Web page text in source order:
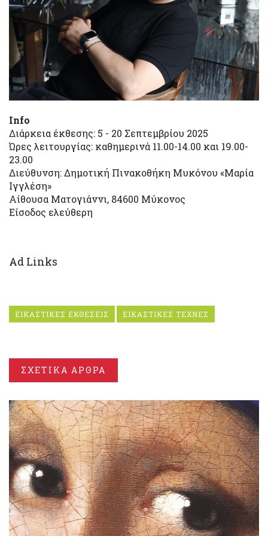
Info
Διάρκεια έκθεσης: 5 - 20 Σεπτεμβρίου 2025
Ώρες λειτουργίας: καθημερινά 11.00-14.00 και 19.00-
23.00
Διεύθυνση: Δημοτική Πινακοθήκη Μυκόνου «Μαρία
Ιγγλέση»
Αίθουσα Ματογιάννι, 84600 Μύκονος
Είσοδος ελεύθερη
Ad Links
ΕΙΚΑΣΤΙΚΕΣ ΕΚΘΕΣΕΙΣ ΕΙΚΑΣΤΙΚΕΣ ΤΕΧΝΕΣ
ΣΧΕΤΙΚΑ ΑΡΘΡΑ